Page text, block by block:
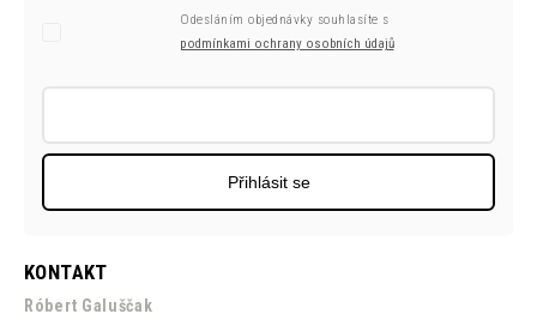
KONTAKT
Róbert Galuščak
Odesláním objednávky souhlasíte s
podmínkami ochrany osobních údajů
Přihlásit se